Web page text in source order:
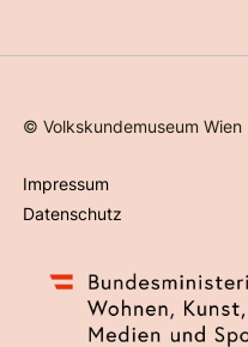
©Volkskundemuseum Wien
Impressum
Datenschutz